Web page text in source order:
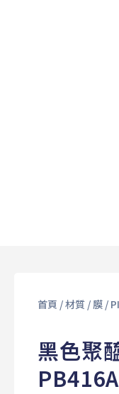
首頁 /材質/ 膜/ PI
黑色聚